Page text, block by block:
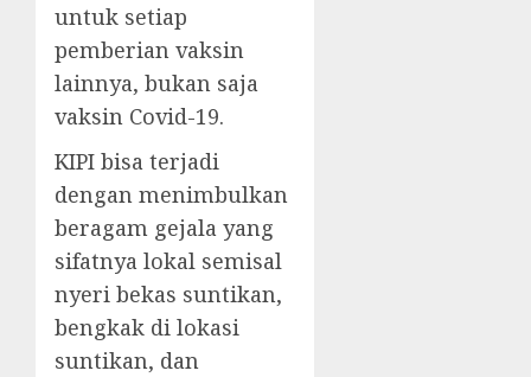
untuk setiap
pemberian vaksin
lainnya, bukan saja
vaksin Covid-19.
KIPI bisa terjadi
dengan menimbulkan
beragam gejala yang
sifatnya lokal semisal
nyeri bekas suntikan,
bengkak di lokasi
suntikan, dan